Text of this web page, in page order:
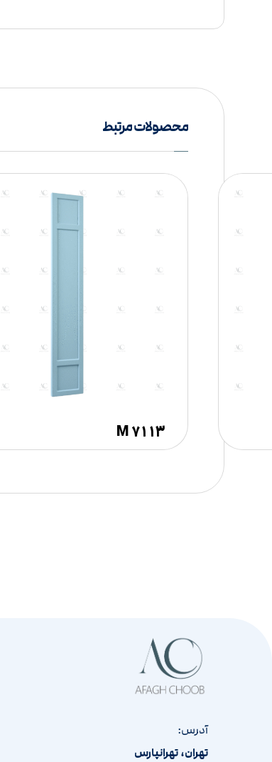
محصولات مرتبط
M ۷۱۱۳
آدرس:
تهران، تهرانپارس